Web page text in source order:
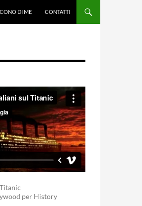
DI ME CONTATTI
per History